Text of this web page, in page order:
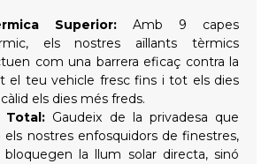
Superior: Amb 9 capes
els nostres aïllants tèrmics
com una barrera eficaç contra la
el teu vehicle fresc fins i tot els dies
els dies més freds.
Total: Gaudeix de la privadesa que
nostres enfosquidors de finestres,
la llum solar directa, sinó